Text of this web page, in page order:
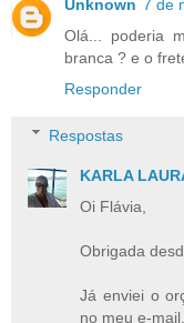
Unknown 7 de
Olá... poderia
branca ? e o
Responder
Respostas
KARLA
Oi Flávia,
Obrigada
Já enviei o
no meu e-mail.